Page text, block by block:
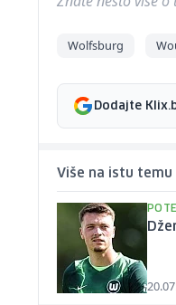
Wolfsburg
Dodajte
Više na istu temu